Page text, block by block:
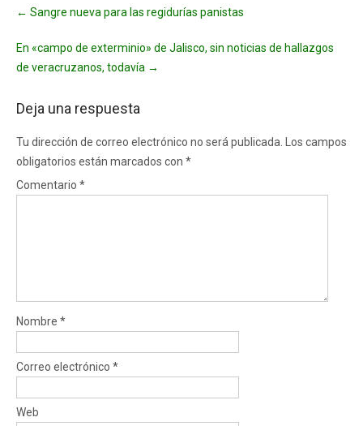
navigation
← Sangre nueva para las regidurías panistas
En «campo de exterminio» de Jalisco, sin noticias de hallazgos
de veracruzanos, todavía →
Deja una respuesta
Tu dirección de correo electrónico no será publicada. Los campos
obligatorios están marcados con *
Comentario *
Nombre *
Correo electrónico *
Web